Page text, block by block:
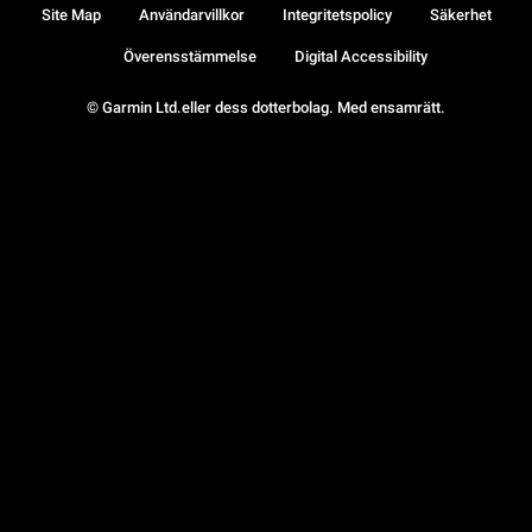
© Garmin Ltd.eller dess dotterbolag. Med ensamrätt.
Site Map Användarvillkor Integritetspolicy Säkerhet
Överensstämmelse Digital Accessibility